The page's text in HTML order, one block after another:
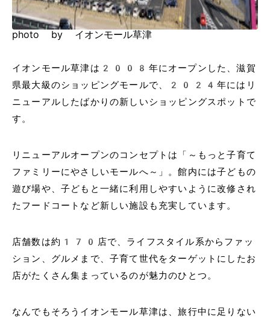
photo by イオンモール草津
イオンモール草津は2008年にオープンした、滋賀
県最大級のショッピングモールで、2024年にはリ
ニューアルしたばかりの新しいショッピングスポットで
す。
リニューアルオープンのコンセプトは「～もっと子育て
ファミリーにやさしいモールへ～」。館内には子どもの
遊び場や、子どもと一緒に利用しやすいように改修され
たフードコートなど新しい施設も充実しています。
店舗数は約170店で、ライフスタイル系からファッ
ション、グルメまで、子育て世代をターゲットにしたお
店がたくさん集まっているのが魅力のひとつ。
なんでもそろうイオンモール草津は、旅行中に足りない